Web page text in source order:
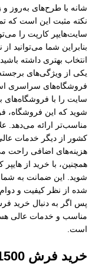
شانه با طرح‌های به‌روز و
نکته مثبت این است که
سایت‌هایپر کارپت را
بنابراین شما می‌توانید
انتخاب بهتری داشته باشید.
یکی از ویژگی‌های
فروشگاه‌های سراسری
سایت را با
مناسب‌تر ارائه می‌دهد.
کشور از دیگر خدمات
هزینه‌های اضافی راحت
همچنین، با خرید از
شوید. این ضمانت به
شده از نظر کیفیت و
مناسب و خدمات عالی
است.
خرید فرش 1500 شانه